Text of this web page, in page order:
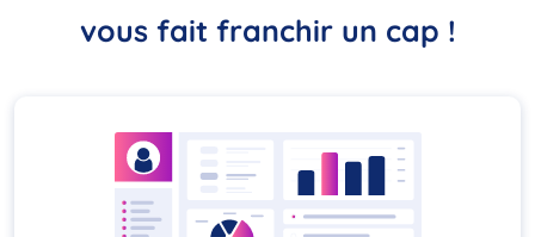
vous fait franchir un cap !